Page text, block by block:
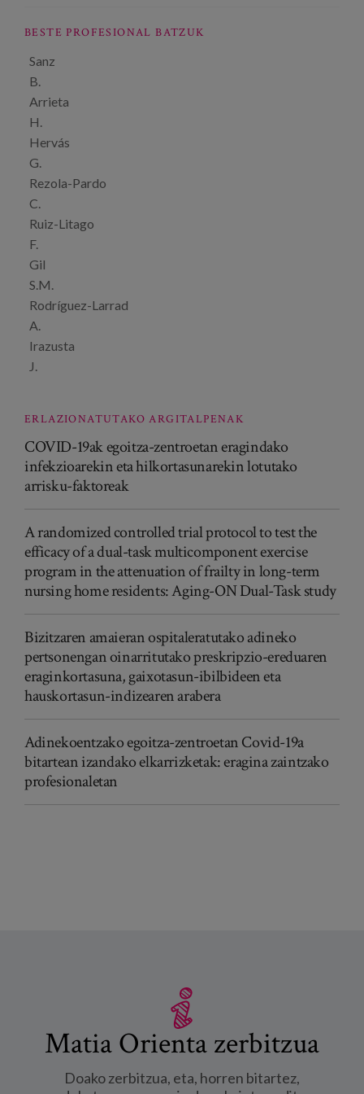
BESTE PROFESIONAL BATZUK
Sanz
B.
Arrieta
H.
Hervás
G.
Rezola-Pardo
C.
Ruiz-Litago
F.
Gil
S.M.
Rodríguez-Larrad
A.
Irazusta
J.
ERLAZIONATUTAKO ARGITALPENAK
COVID-19ak egoitza-zentroetan eragindako
infekzioarekin eta hilkortasunarekin lotutako
arrisku-faktoreak
A randomized controlled trial protocol to test the
efficacy of a dual-task multicomponent exercise
program in the attenuation of frailty in long-term
nursing home residents: Aging-ON Dual-Task study
Bizitzaren amaieran ospitaleratutako adineko
pertsonengan oinarritutako preskripzio-ereduaren
eraginkortasuna, gaixotasun-ibilbideen eta
hauskortasun-indizearen arabera
Adinekoentzako egoitza-zentroetan Covid-19a
bitartean izandako elkarrizketak: eragina zaintzako
profesionaletan
Matia Orienta zerbitzua
Doako zerbitzua, eta, horren bitartez,